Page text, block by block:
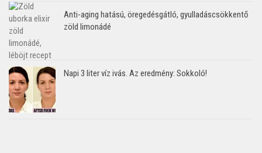
Anti-aging hatású, öregedésgátló, gyulladáscsökkentő
zöld limonádé
Napi 3 liter víz ivás. Az eredmény: Sokkoló!